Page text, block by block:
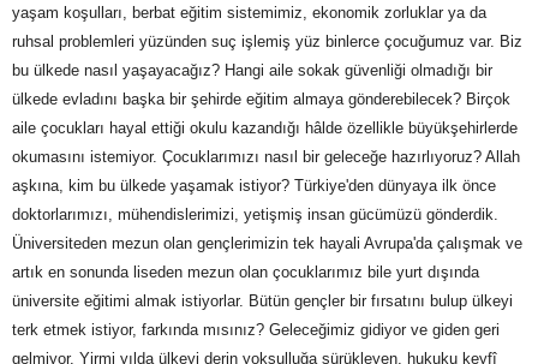
yaşam koşulları, berbat eğitim sistemimiz, ekonomik zorluklar ya da
ruhsal problemleri yüzünden suç işlemiş yüz binlerce çocuğumuz var. Biz
bu ülkede nasıl yaşayacağız? Hangi aile sokak güvenliği olmadığı bir
ülkede evladını başka bir şehirde eğitim almaya gönderebilecek? Birçok
aile çocukları hayal ettiği okulu kazandığı hâlde özellikle büyükşehirlerde
okumasını istemiyor. Çocuklarımızı nasıl bir geleceğe hazırlıyoruz? Allah
aşkına, kim bu ülkede yaşamak istiyor? Türkiye'den dünyaya ilk önce
doktorlarımızı, mühendislerimizi, yetişmiş insan gücümüzü gönderdik.
Üniversiteden mezun olan gençlerimizin tek hayali Avrupa'da çalışmak ve
artık en sonunda liseden mezun olan çocuklarımız bile yurt dışında
üniversite eğitimi almak istiyorlar. Bütün gençler bir fırsatını bulup ülkeyi
terk etmek istiyor, farkında mısınız? Geleceğimiz gidiyor ve giden geri
gelmiyor. Yirmi yılda ülkeyi derin yoksulluğa sürükleyen, hukuku keyfî